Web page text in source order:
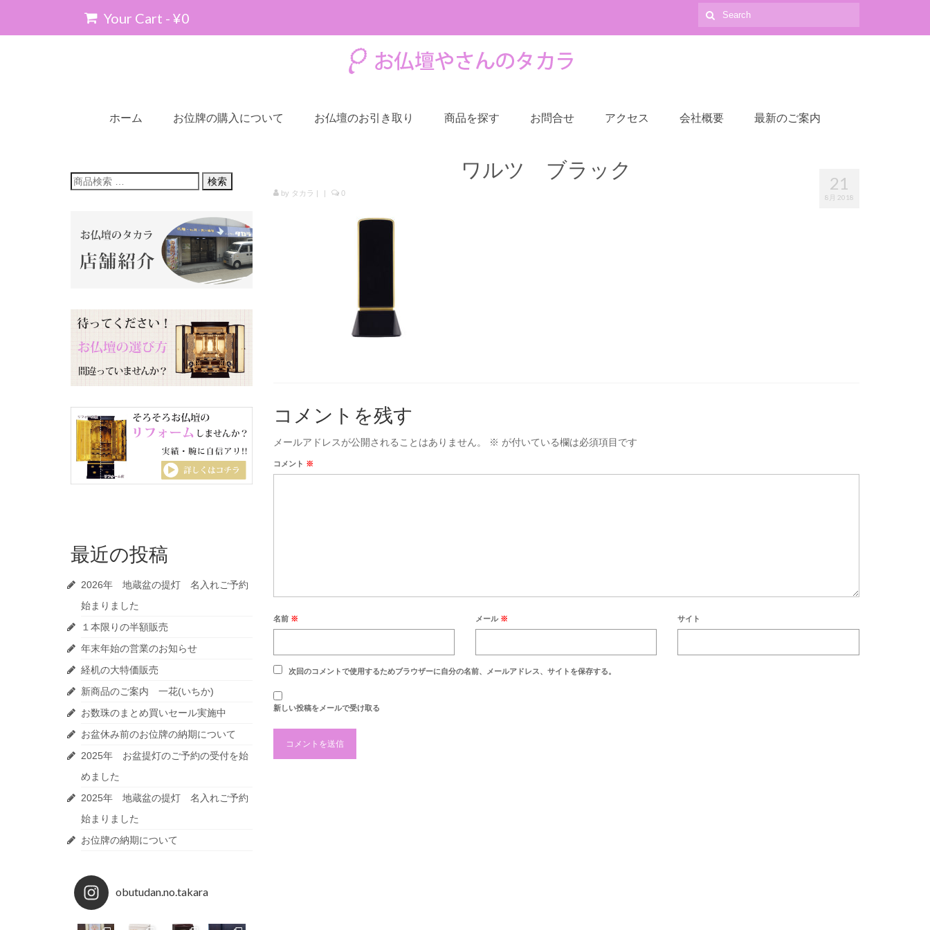
Your Cart - ¥0
Search
for:
ホーム お位牌の購入について お仏壇のお引き取り 商品を探す お問合せ アクセス 会社概要 最新のご案内
21
8月 2018
ワルツ ブラック
by タカラ | | 0
コメントを残す
メールアドレスが公開されることはありません。 ※ が付いている欄は必須項目です
コメント ※
名前 ※ メール ※ サイト
次回のコメントで使用するためブラウザーに自分の名前、メールアドレス、サイトを保存する。
新しい投稿をメールで受け取る
検
索
検索
最近の投稿
2026年 地蔵盆の提灯 名入れご予約
始まりました
１本限りの半額販売
年末年始の営業のお知らせ
経机の大特価販売
新商品のご案内 一花(いちか)
お数珠のまとめ買いセール実施中
お盆休み前のお位牌の納期について
2025年 お盆提灯のご予約の受付を始
めました
2025年 地蔵盆の提灯 名入れご予約
始まりました
お位牌の納期について
obutudan.no.takara